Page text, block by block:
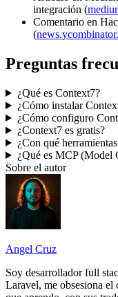
integración (
Comentario en
(
Preguntas
¿Qué es Context7?
¿Cómo instalar
¿Cómo configuro
¿Context7 es gratis?
¿Con qué
¿Qué es MCP (Model
Sobre el autor
Angel Cruz
Soy desarrolladorfull
Laravel, me obsesiona